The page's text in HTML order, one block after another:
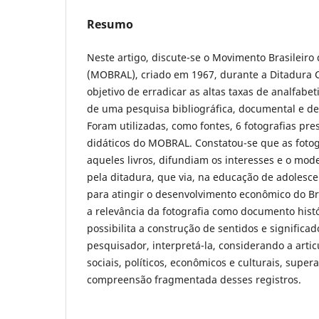
Resumo
Neste artigo, discute-se o Movimento Brasileiro
(MOBRAL), criado em 1967, durante a Ditadura
objetivo de erradicar as altas taxas de
de uma pesquisa bibliográfica, documental e
Foram utilizadas, como fontes, 6 fotografias
didáticos do MOBRAL. Constatou-se que as
aqueles livros, difundiam os interesses e o
pela ditadura, que via, na educação de
para atingir o desenvolvimento econômico do
a relevância da fotografia como documento
possibilita a construção de sentidos e
pesquisador, interpretá-la, considerando a
sociais, políticos, econômicos e culturais,
compreensão fragmentada desses registros.